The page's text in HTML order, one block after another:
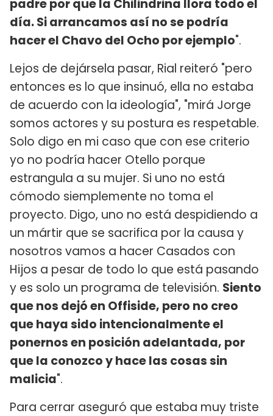
padre por que la Chilindrina llora todo el
día. Si arrancamos así no se podría
hacer el Chavo del Ocho por ejemplo".
Lejos de dejársela pasar, Rial reiteró "pero
entonces es lo que insinuó, ella no estaba
de acuerdo con la ideología", "mirá Jorge
somos actores y su postura es respetable.
Solo digo en mi caso que con ese criterio
yo no podría hacer Otello porque
estrangula a su mujer. Si uno no está
cómodo siemplemente no toma el
proyecto. Digo, uno no está despidiendo a
un mártir que se sacrifica por la causa y
nosotros vamos a hacer Casados con
Hijos a pesar de todo lo que está pasando
y es solo un programa de televisión. Siento
que nos dejó en Offiside, pero no creo
que haya sido intencionalmente el
ponernos en posición adelantada, por
que la conozco y hace las cosas sin
malicia".
Para cerrar aseguró que estaba muy triste